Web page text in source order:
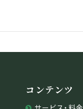
コンテンツ